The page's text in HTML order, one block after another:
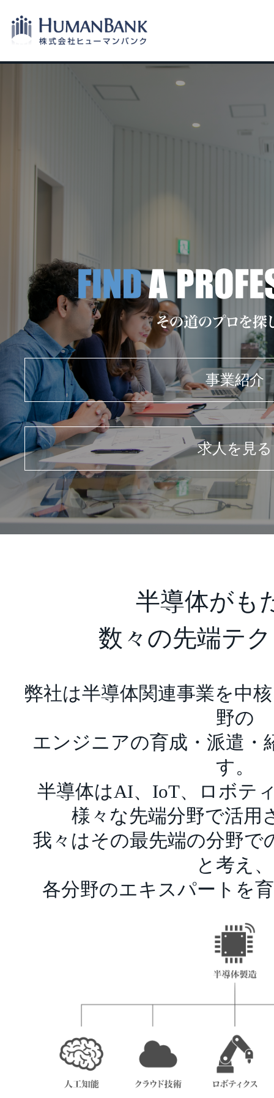
事業紹介
求人を見る
半導体がも
数々の先端テ
弊社は半導体関連事業を中
野の
エンジニアの育成・派遣・
す。
半導体はAI、IoT、ロボテ
様々な先端分野で活用
我々はその最先端の分野で
と考え、
各分野のエキスパートを